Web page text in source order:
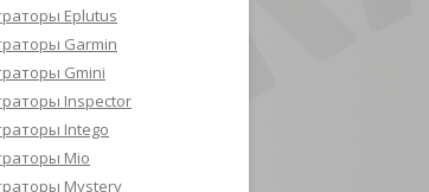
Eplutus
Garmin
Gmini
Inspector
Intego
Mio
Mystery